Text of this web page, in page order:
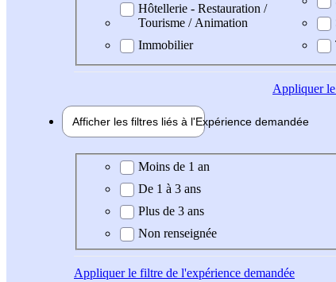
Hôtellerie - Restauration /
Tourisme / Animation
Immobilier
Appliquerle
Afficher les filtres liés à l'Expérience demandée
Expérience demandée
Moins de 1 an
De 1 à 3 ans
Plus de 3 ans
Non renseignée
Appliquerle filtre de l'expérience demandée